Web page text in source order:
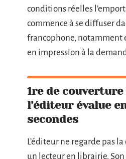
conditions réelles
commence à se diffuser
francophone, notamment
en impression à la
1re de couverture
l’éditeur évalue
secondes
L’éditeur ne regarde pas
un lecteur en librairie.